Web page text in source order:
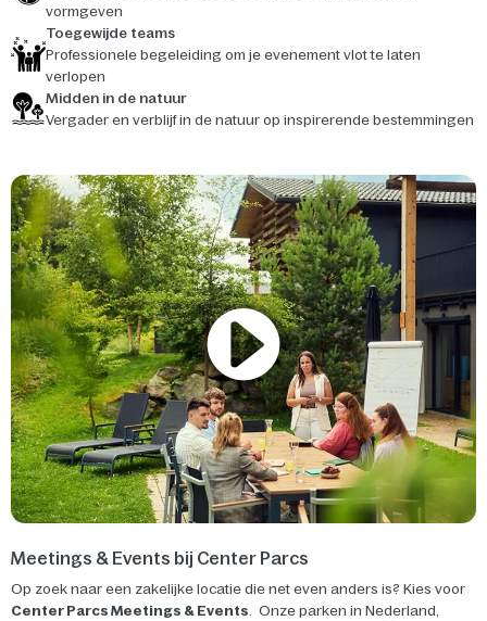
vormgeven
Toegewijde teams
Professionele begeleiding om je evenement vlot te laten
verlopen
Midden in de natuur
Vergader en verblijf in de natuur op inspirerende bestemmingen
Meetings & Events bij Center Parcs
Op zoek naar een zakelijke locatie die net even anders is? Kies voor
Center Parcs Meetings & Events. Onze parken in Nederland,